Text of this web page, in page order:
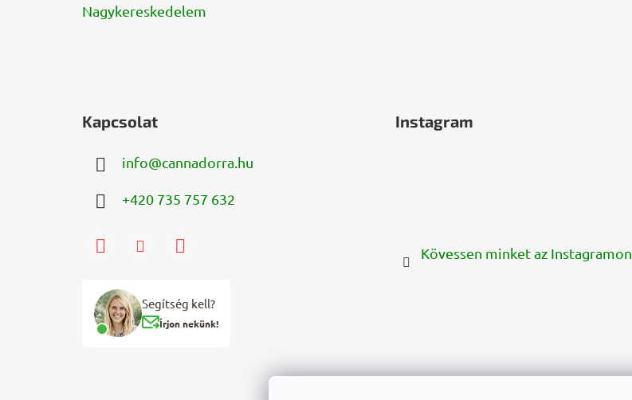
Nagykereskedelem
Kapcsolat
info@cannadorra.hu
+420 735 757 632
Segítség kell?
Írjon nekünk!
Instagram
Kövessen minket az Instagramon